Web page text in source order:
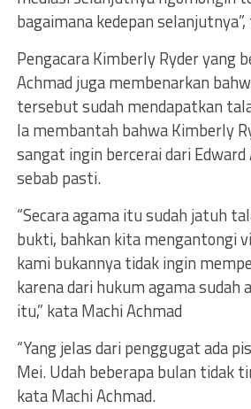
bagaimana kedepan
Pengacara Kimberly Ryder yang
Achmad juga membenarkan
tersebut sudah mendapatkan
Ia membantah bahwa Kimberly
sangat ingin bercerai dari
sebab pasti.
“Secara agama itu sudah jatuh
bukti, bahkan kita mengantongi
kami bukannya tidak ingin
karena dari hukum agama sudah
itu,” kata Machi Achmad
“Yang jelas dari penggugat ada
Mei. Udah beberapa bulan tidak
kata Machi Achmad.